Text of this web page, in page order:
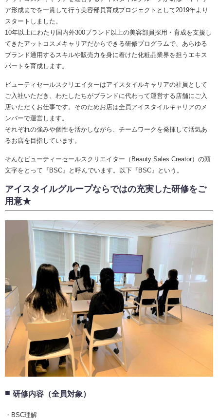
ア形成までを一貫して行う美容部員育成プロジェクトとして2019年より
スタートしました。
10年以上にわたり国内外300ブランド以上の美容部員採用・育成を支援し
てきたアットコスメキャリアだからできる研修プログラムで、あらゆる
ブランド通用するスキルや販売力を身に着けた化粧品業界を担うエキス
パートを育成します。
ビューティセールスクリエイターはアイスタイルキャリアの社員として
ご入社いただき、わたしたちがブランドに代わって運営する店舗にご入
店いただくお仕事です。そのためお店は全員アイスタイルキャリアのメ
ンバーで運営します。
それぞれの強みや個性を活かしながら、チームワークを発揮して活気あ
るお店を目指しています。
そんなビューティーセールスクリエイター（Beauty Sales Creator）の頭
文字をとって『BSC』と呼んでいます。以下『BSC』という。
アイスタイルグループならではの充実した研修をご
用意★
研修内容（全員対象）
・BSC理解